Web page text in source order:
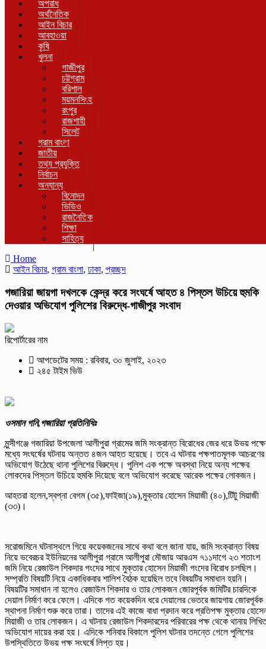
অপরাধ
অর্থনৈতিক
আইন বিচার
আবহাওয়া
কৃষি
খুলনা
গাজীপুর
চট্টগ্রাম
বরিশাল
ময়মনসিংহ
রংপুর
রাজশাহী
সিলেট
গ্রাম বাংলা
জাতীয়
তথ্য প্রযুক্তি
নির্বাচন
অন্যান্য
বিনোদন
ভিডিও
রাজনৈতিক
শিক্ষা
সাহিত্য
Home
আইন বিচার, গ্রাম বাংলা, ঢাকা, প্রচ্ছদ
গজারিয়া জায়গা দখলকে কেন্দ্র করে সংঘর্ষে আহত ৪ পিস্তল উচিয়ে হুমকি
দেওয়ার অভিযোগ পুলিশের বিরুদ্ধে-গাজীপুর সংবাদ
রিপোর্টারের নাম
আপডেটের সময় : রবিবার, ৩০ জুলাই, ২০২৩
২৪৫ টাইম ভিউ
ওসমান গনি,গজারিয়া প্রতিনিধিঃ
মুন্সীগঞ্জে গজারিয়া উপজেলা আলীপুরা গ্রামের জমি সংক্রান্ত বিরোধের জের ধরে উভয়
মধ্যে সংঘর্ষের ঘটনায় অন্তত ৪জন আহত হয়েছে। তবে এ ঘটনায় পক্ষপাতমূলক আচরণের
অভিযোগ উঠেছে থানা পুলিশের বিরুদ্ধে। পুলিশ এক পক্ষে অবস্থা নিয়ে অন্য পক্ষের
লোকদের পিস্তল উচিয়ে হুমকি দিয়েছে বলে অভিযোগ করেছে আরেক পক্ষের লোকজন।
আহতরা হলেন,স্বপ্না বেগম (৩৫),ফাইজা(১৯),মুক্তার হোসেন মিয়াজী (৪০),টিটু মিয়াজী
(৩৩)।
সরোজমিনে ঘটনাস্থলে গিয়ে কয়েকজনের সাথে কথা বলে জানা যায়, জমি সংক্রান্ত বিষয়
নিয়ে ভবেরচর ইউনিয়নের আলীপুরা গ্রামে আলীপুরা মৌজায় আরএস ৭১১দাগে ২৩ শতাংশ
জমি নিয়ে রেজাউল শিকদার গংদের সাথে মুক্তার হোসেন মিয়াজী গংদের বিরোধ চলছিল।
সম্প্রতি বিষয়টি নিয়ে একাধিকবার শালিশ বৈঠক হয়েছিল তবে বিষয়টির সমাধান হয়নি।
বিষয়টির সমাধান না হলেও রেজাউল শিকদার ও তার লোকজন জোরপূর্বক জমিটির চারদিকে
দেয়াল নির্মাণ করে ফেলে। এদিকে গত কয়েকদিন ধরে দেয়ালের ভেতরে জায়গায় জোরপূর্বক
স্থাপনা নির্মাণ শুরু করে তারা। তাদের এই কাজে বাধা প্রদান করে প্রতিপক্ষ মুক্তার
মিয়াজী ও তার লোকজন। এ ঘটনায় রেজাউল শিকদারদের পরিবারের পক্ষ থেকে থানায়
অভিযোগ দায়ের করা হয়। এদিকে শনিবার বিকালে পুলিশ ঘটনার তদন্তে গেলে পুলিশের
উপস্থিতিতে উভয় পক্ষ সংঘর্ষে লিপ্ত হয়।